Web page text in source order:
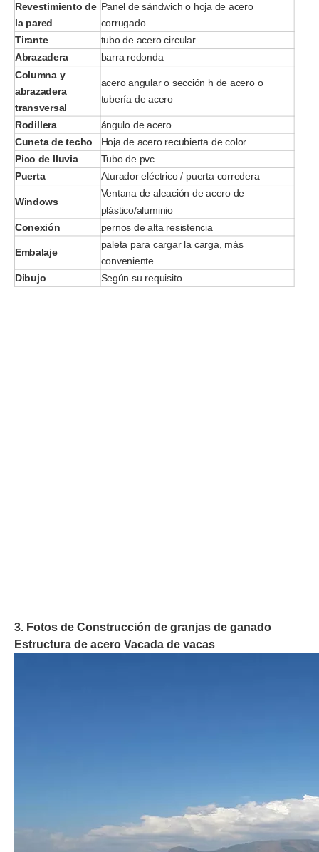
Revestimiento de
la pared
Panel de sándwich o hoja de acero
corrugado
Tirante
tubo de acero circular
Abrazadera
barra redonda
Columna y
abrazadera
transversal
acero angular o sección h de acero o
tubería de acero
Rodillera ángulo de acero
Cuneta de techo Hoja de acero recubierta de color
Pico de lluvia Tubo de pvc
Puerta Aturador eléctrico / puerta corredera
Windows
Ventana de aleación de acero de
plástico/aluminio
Conexión pernos de alta resistencia
Embalaje
paleta para cargar la carga, más
conveniente
Dibujo
Según su requisito
3. Fotos de Construcción de granjas de ganado
Estructura de acero Vacada de vacas